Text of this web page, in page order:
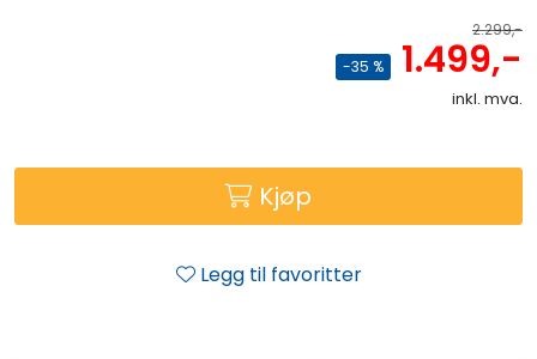
2.299,-
-35 %
1.499,-
inkl. mva.
Kjøp
Legg til favoritter